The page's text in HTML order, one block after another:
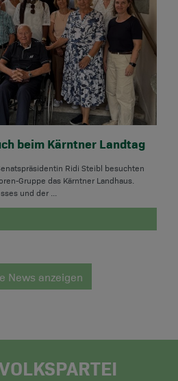
beim Kärntner Landtag
Ridi Steibl besuchten
Gruppe das Kärntner Landhaus.
und der ...
News anzeigen